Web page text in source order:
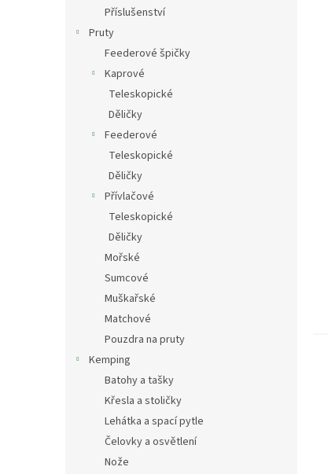
Příslušenství
Pruty
Feederové špičky
Kaprové
Teleskopické
Děličky
Feederové
Teleskopické
Děličky
Přívlačové
Teleskopické
Děličky
Mořské
Sumcové
Muškařské
Matchové
Pouzdra na pruty
Kemping
Batohy a tašky
Křesla a stoličky
Lehátka a spací pytle
Čelovky a osvětlení
Nože